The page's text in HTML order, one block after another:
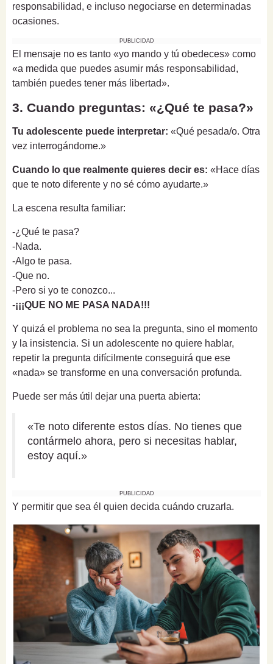
responsabilidad, e incluso negociarse en determinadas
ocasiones.
PUBLICIDAD
El mensaje no es tanto «yo mando y tú obedeces» como
«a medida que puedes asumir más responsabilidad,
también puedes tener más libertad».
3. Cuando preguntas: «¿Qué te pasa?»
Tu adolescente puede interpretar: «Qué pesada/o. Otra
vez interrogándome.»
Cuando lo que realmente quieres decir es: «Hace días
que te noto diferente y no sé cómo ayudarte.»
La escena resulta familiar:
-¿Qué te pasa?
-Nada.
-Algo te pasa.
-Que no.
-Pero si yo te conozco...
-¡¡¡QUE NO ME PASA NADA!!!
Y quizá el problema no sea la pregunta, sino el momento
y la insistencia. Si un adolescente no quiere hablar,
repetir la pregunta difícilmente conseguirá que ese
«nada» se transforme en una conversación profunda.
Puede ser más útil dejar una puerta abierta:
«Te noto diferente estos días. No tienes que
contármelo ahora, pero si necesitas hablar,
estoy aquí.»
PUBLICIDAD
Y permitir que sea él quien decida cuándo cruzarla.